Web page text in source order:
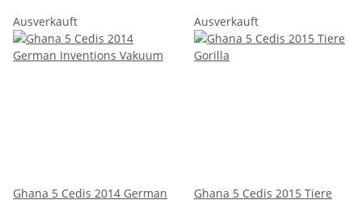
Ausverkauft
Ghana 5 Cedis 2014 German
Ausverkauft
Ghana 5 Cedis 2015 Tiere